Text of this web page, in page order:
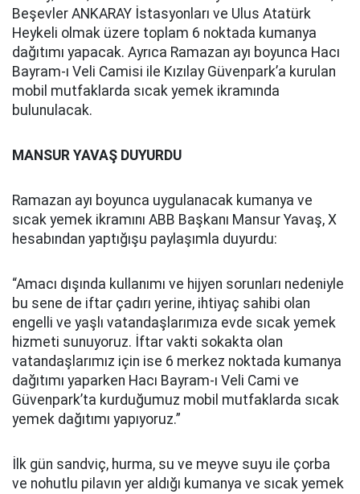
Beşevler ANKARAY İstasyonları ve Ulus Atatürk
Heykeli olmak üzere toplam 6 noktada kumanya
dağıtımı yapacak. Ayrıca Ramazan ayı boyunca Hacı
Bayram-ı Veli Camisi ile Kızılay Güvenpark’a kurulan
mobil mutfaklarda sıcak yemek ikramında
bulunulacak.
MANSUR YAVAŞ DUYURDU
Ramazan ayı boyunca uygulanacak kumanya ve
sıcak yemek ikramını ABB Başkanı Mansur Yavaş, X
hesabından yaptığışu paylaşımla duyurdu:
“Amacı dışında kullanımı ve hijyen sorunları nedeniyle
bu sene de iftar çadırı yerine, ihtiyaç sahibi olan
engelli ve yaşlı vatandaşlarımıza evde sıcak yemek
hizmeti sunuyoruz. İftar vakti sokakta olan
vatandaşlarımız için ise 6 merkez noktada kumanya
dağıtımı yaparken Hacı Bayram-ı Veli Cami ve
Güvenpark’ta kurduğumuz mobil mutfaklarda sıcak
yemek dağıtımı yapıyoruz.”
İlk gün sandviç, hurma, su ve meyve suyu ile çorba
ve nohutlu pilavın yer aldığı kumanya ve sıcak yemek